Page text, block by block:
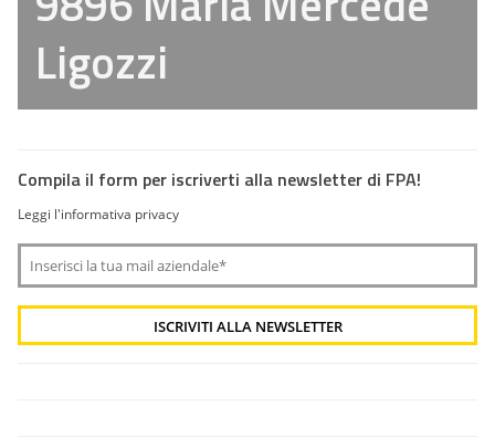
Ligozzi
Compila il form per iscriverti alla newsletter di FPA!
Leggi l'informativa privacy